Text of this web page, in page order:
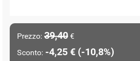
Prezzo: 39,40 €
Sconto: -4,25 € (-10,8%)